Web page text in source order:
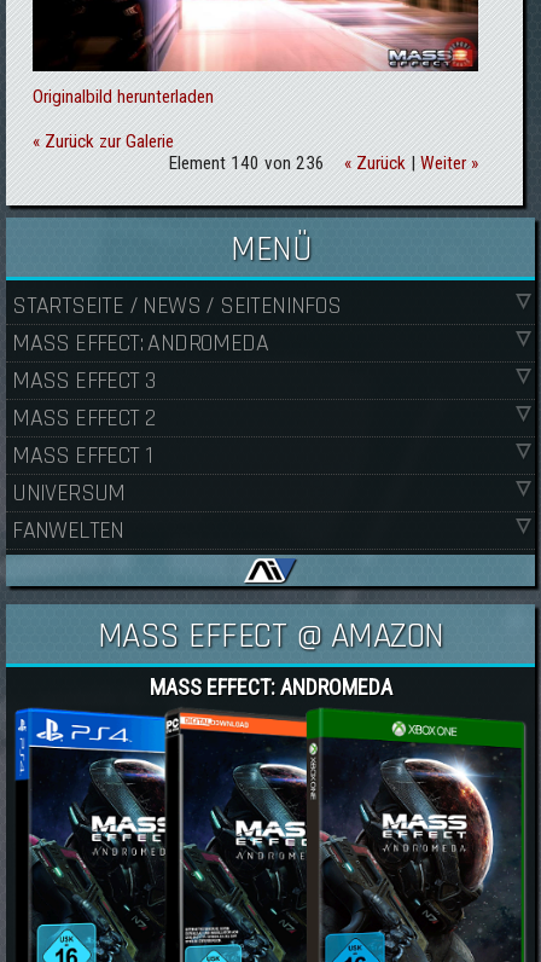
Originalbild herunterladen
« Zurück zur Galerie
Element 140 von 236
« Zurück|Weiter »
MENÜ
STARTSEITE / NEWS / SEITENINFOS
MASS EFFECT: ANDROMEDA
MASS EFFECT 3
MASS EFFECT 2
MASS EFFECT 1
UNIVERSUM
FANWELTEN
MASS EFFECT @ AMAZON
MASS EFFECT: ANDROMEDA